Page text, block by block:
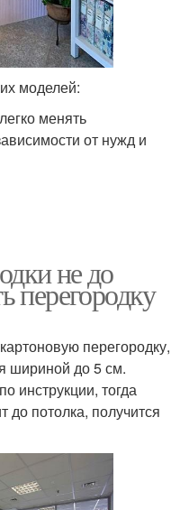
моделей:
менять
от нужд и
не до
перегородку
перегородку,
шириной до 5 см.
инструкции, тогда
до потолка, получится